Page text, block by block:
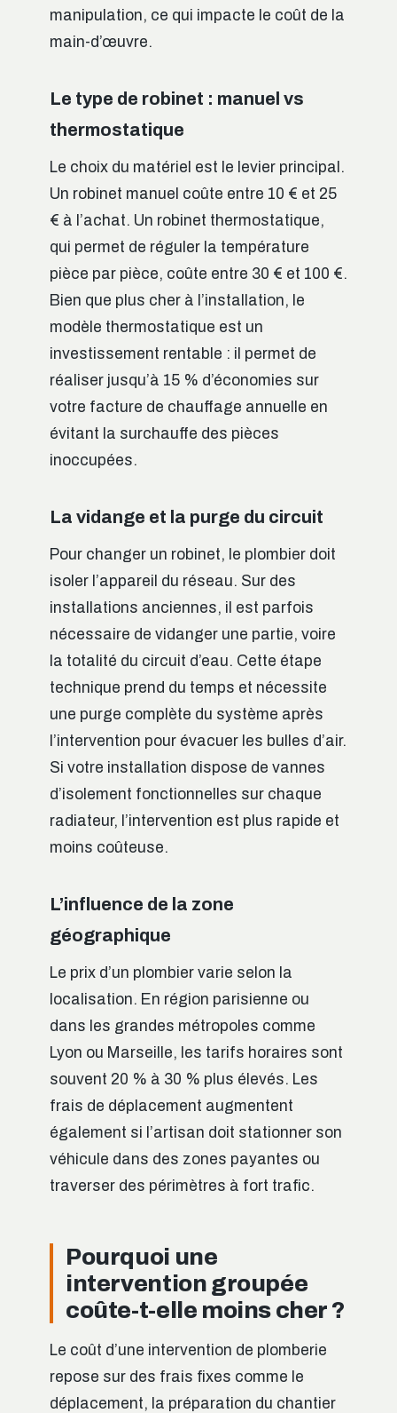
manipulation, ce qui impacte le coût de la
main-d’œuvre.
Le type de robinet : manuel vs
thermostatique
Le choix du matériel est le levier principal.
Un robinet manuel coûte entre 10 € et 25
€ à l’achat. Un robinet thermostatique,
qui permet de réguler la température
pièce par pièce, coûte entre 30 € et 100 €.
Bien que plus cher à l’installation, le
modèle thermostatique est un
investissement rentable : il permet de
réaliser jusqu’à 15 % d’économies sur
votre facture de chauffage annuelle en
évitant la surchauffe des pièces
inoccupées.
La vidange et la purge du circuit
Pour changer un robinet, le plombier doit
isoler l’appareil du réseau. Sur des
installations anciennes, il est parfois
nécessaire de vidanger une partie, voire
la totalité du circuit d’eau. Cette étape
technique prend du temps et nécessite
une purge complète du système après
l’intervention pour évacuer les bulles d’air.
Si votre installation dispose de vannes
d’isolement fonctionnelles sur chaque
radiateur, l’intervention est plus rapide et
moins coûteuse.
L’influence de la zone
géographique
Le prix d’un plombier varie selon la
localisation. En région parisienne ou
dans les grandes métropoles comme
Lyon ou Marseille, les tarifs horaires sont
souvent 20 % à 30 % plus élevés. Les
frais de déplacement augmentent
également si l’artisan doit stationner son
véhicule dans des zones payantes ou
traverser des périmètres à fort trafic.
Pourquoi une
intervention groupée
coûte-t-elle moins cher ?
Le coût d’une intervention de plomberie
repose sur des frais fixes comme le
déplacement, la préparation du chantier